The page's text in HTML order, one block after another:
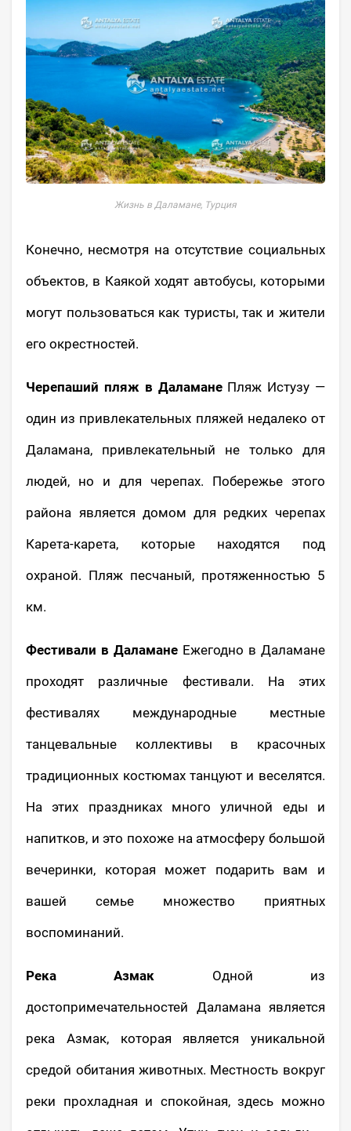
Жизнь в Даламане, Турция
Конечно, несмотря на отсутствие социальных
объектов, в Каякой ходят автобусы, которыми
могут пользоваться как туристы, так и жители
его окрестностей.
Черепаший пляж в ДаламанеПляж Истузу —
один из привлекательных пляжей недалеко от
Даламана, привлекательный не только для
людей, но и для черепах. Побережье этого
района является домом для редких черепах
Карета-карета, которые находятся под
охраной. Пляж песчаный, протяженностью 5
км.
Фестивали в Даламане Ежегодно в Даламане
проходят различные фестивали. На этих
фестивалях международные местные
танцевальные коллективы в красочных
традиционных костюмах танцуют и веселятся.
На этих праздниках много уличной еды и
напитков, и это похоже на атмосферу большой
вечеринки, которая может подарить вам и
вашей семье множество приятных
воспоминаний.
Река Азмак Одной из
достопримечательностей Даламана является
река Азмак, которая является уникальной
средой обитания животных. Местность вокруг
реки прохладная и спокойная, здесь можно